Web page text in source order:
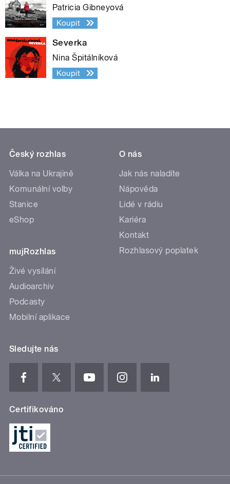
Patricia Gibneyová
Koupit
Severka
Nina Špitálníková
Koupit
Český rozhlas
Válka na Ukrajině
Komunální volby
Stanice
eShop
mujRozhlas
Živé vysílání
Audioarchiv
Podcasty
Mobilní aplikace
O nás
Jak nás naladíte
Nápověda
Lidé v rádiu
Kariéra
Kontakt
Rozhlasový poplatek
Sledujte nás
Certifikováno